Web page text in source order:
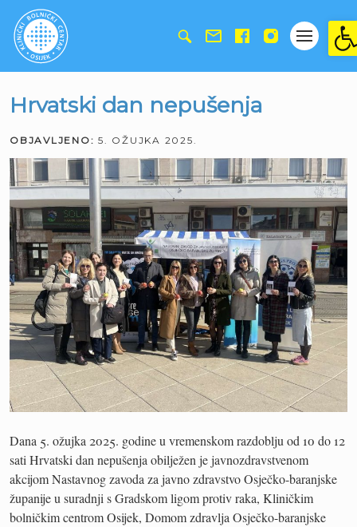
Hrvatski dan nepušenja
OBJAVLJENO: 5. OŽUJKA 2025.
Dana 5. ožujka 2025. godine u vremenskom razdoblju od 10 do 12
sati Hrvatski dan nepušenja obilježen je javnozdravstvenom
akcijom Nastavnog zavoda za javno zdravstvo Osječko-baranjske
županije u suradnji s Gradskom ligom protiv raka, Kliničkim
bolničkim centrom Osijek, Domom zdravlja Osječko-baranjske